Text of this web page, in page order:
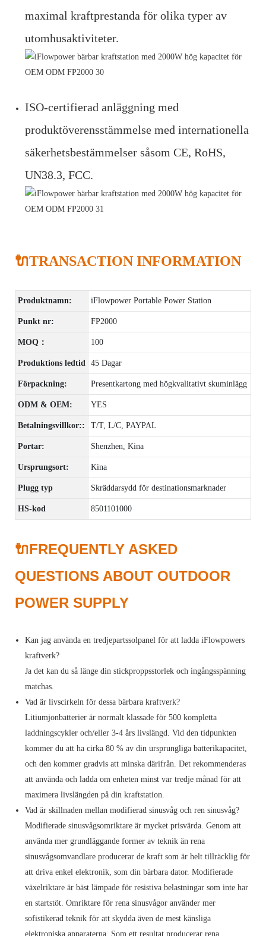
maximal kraftprestanda för olika typer av
utomhusaktiviteter.
ISO-certifierad anläggning med
produktöverensstämmelse med internationella
säkerhetsbestämmelser såsom CE, RoHS,
UN38.3, FCC.
🔌TRANSACTION INFORMATION
Produktnamn: iFlowpower Portable Power Station
Punkt nr: FP2000
MOQ： 100
Produktions ledtid 45 Dagar
Förpackning: Presentkartong med högkvalitativt skuminlägg
ODM & OEM: YES
Betalningsvillkor:: T/T, L/C, PAYPAL
Portar: Shenzhen, Kina
Ursprungsort: Kina
Plugg typ Skräddarsydd för destinationsmarknader
HS-kod 8501101000
🔌FREQUENTLY ASKED
QUESTIONS ABOUT OUTDOOR
POWER SUPPLY
Kan jag använda en tredjepartssolpanel för att ladda iFlowpowers
kraftverk?
Ja det kan du så länge din stickproppsstorlek och ingångsspänning
matchas.
Vad är livscirkeln för dessa bärbara kraftverk?
Litiumjonbatterier är normalt klassade för 500 kompletta
laddningscykler och/eller 3-4 års livslängd. Vid den tidpunkten
kommer du att ha cirka 80 % av din ursprungliga batterikapacitet,
och den kommer gradvis att minska därifrån. Det rekommenderas
att använda och ladda om enheten minst var tredje månad för att
maximera livslängden på din kraftstation.
Vad är skillnaden mellan modifierad sinusvåg och ren sinusvåg?
Modifierade sinusvågsomriktare är mycket prisvärda. Genom att
använda mer grundläggande former av teknik än rena
sinusvågsomvandlare producerar de kraft som är helt tillräcklig för
att driva enkel elektronik, som din bärbara dator. Modifierade
växelriktare är bäst lämpade för resistiva belastningar som inte har
en startstöt. Omriktare för rena sinusvågor använder mer
sofistikerad teknik för att skydda även de mest känsliga
elektroniska apparaterna. Som ett resultat producerar rena